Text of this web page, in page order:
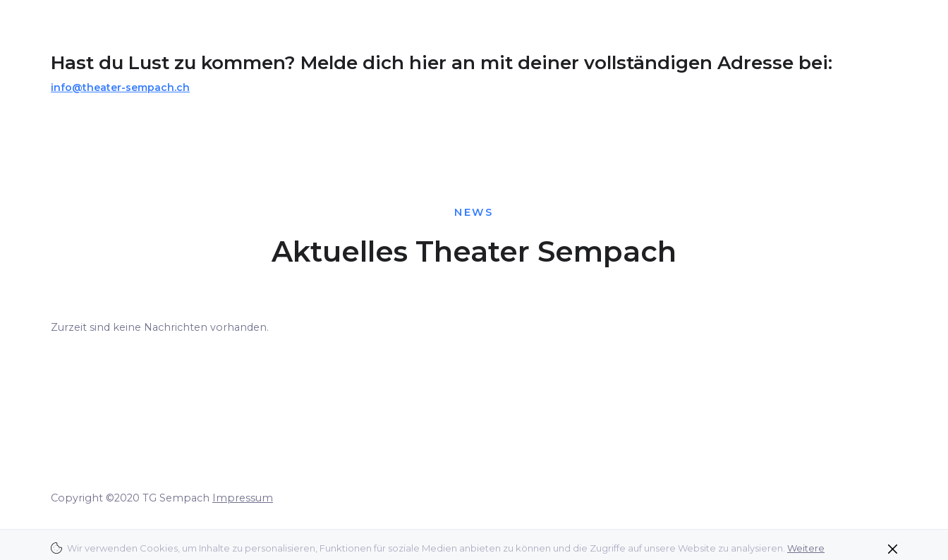
Wir verwenden Cookies, um Inhalte zu personalisieren, Funktionen für soziale Medien anbieten zu können und die Zugriffe auf unsere Website zu analysieren. Weitere
Hast du Lust zu kommen? Melde dich hier an mit deiner vollständigen Adresse bei:
info@theater-sempach.ch
NEWS
Aktuelles Theater Sempach
Zurzeit sind keine Nachrichten vorhanden.
Copyright ©2020 TG Sempach Impressum